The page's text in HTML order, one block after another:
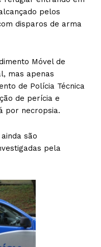
pelos
disparos de arma
Móvel de
mas apenas
de Polícia Técnica
de perícia e
por necropsia.
são
pela